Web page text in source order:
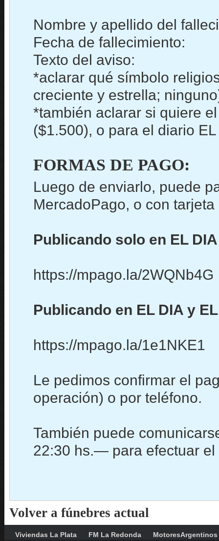
Nombre y apellido del
Fecha de fallecimiento:
Texto del aviso:
*aclarar qué símbolo
creciente y estrella;
*también aclarar si quiere
($1.500), o para el diario
FORMAS DE PAGO:
Luego de enviarlo, puede
MercadoPago, o con
Publicando solo en EL
https://mpago.la/2WQNb4G
Publicando en EL DIA y
https://mpago.la/1e1NKE1
Le pedimos confirmar el
operación) o por teléfono.
También puede
22:30 hs.— para efectuar
Volver a fúnebres actual
Viviendas La Plata FM La Redonda MotoresArgentinos